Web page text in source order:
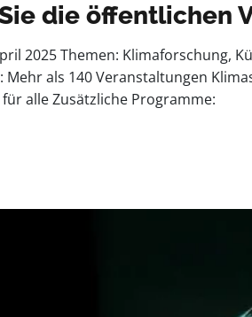
die öffentlichen
2025 Themen:
Mehr als 140 Veranstaltungen
alle Zusätzliche Programme: